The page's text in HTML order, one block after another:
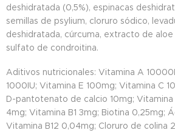
deshidratada (0,5%), espinacas
semillas de psylium, cloruro sódico,
deshidratada, cúrcuma, extracto de aloe
sulfato de condroitina.
Aditivos nutricionales: Vitamina A
1000IU; Vitamina E 100mg; Vitamina C
D-pantotenato de calcio 10mg;
4mg; Vitamina B1 3mg; Biotina 0,25mg;
Vitamina B12 0,04mg; Cloruro de colina